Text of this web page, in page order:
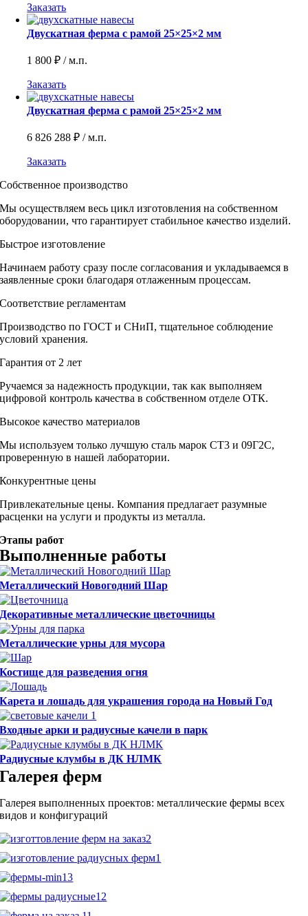
Заказать
Двускатная ферма с рамой 25×25×2 мм
1 800₽ / м.п.
Заказать
Двускатная ферма с рамой 25×25×2 мм
6 826 288₽ / м.п.
Заказать
Собственное производство
Мы осуществляем весь цикл изготовления на собственном
оборудовании, что гарантирует стабильное качество изделий.
Быстрое изготовление
Начинаем работу сразу после согласования и укладываемся в
заявленные сроки благодаря отлаженным процессам.
Соответствие регламентам
Производство по ГОСТ и СНиП, тщательное соблюдение
условий хранения.
Гарантия от 2 лет
Ручаемся за надежность продукции, так как выполняем
цифровой контроль качества в собственном отделе ОТК.
Высокое качество материалов
Мы используем только лучшую сталь марок СТ3 и 09Г2С,
проверенную в нашей лаборатории.
Конкурентные цены
Привлекательные цены. Компания предлагает разумные
расценки на услуги и продукты из металла.
Этапы работ
Выполненные работы
Металлический Новогодний Шар
Декоративные металлические цветочницы
Металлические урны для мусора
Костище для разведения огня
Карета и лошадь для украшения города на Новый Год
Входные арки и радиусные качели в парк
Радиусные клумбы в ДК НЛМК
Галерея ферм
Галерея выполненных проектов: металлические фермы всех
видов и конфигураций